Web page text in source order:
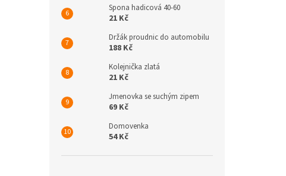
Spona hadicová 40-60
21 Kč
Držák proudnic do automobilu
188 Kč
Kolejnička zlatá
21 Kč
Jmenovka se suchým zipem
69 Kč
Domovenka
54 Kč